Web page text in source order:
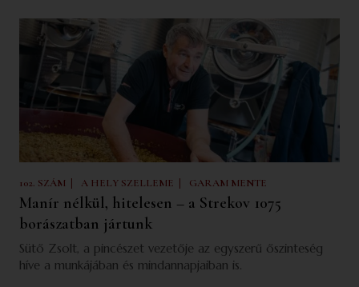
102. SZÁM | A HELY SZELLEME | GARAM MENTE
Manír nélkül, hitelesen – a Strekov 1075
borászatban jártunk
Sütő Zsolt, a pincészet vezetője az egyszerű őszinteség
híve a munkájában és mindannapjaiban is.